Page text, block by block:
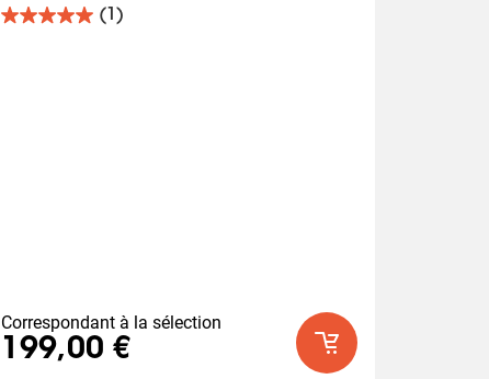
(1)
5.0
Correspondant à la sélection
199,00 €